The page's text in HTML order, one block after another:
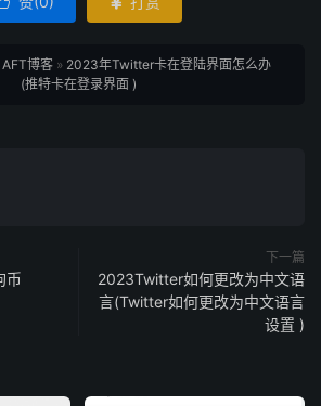
AFT博客 » 2023年Twitter卡在登陆界面怎么办
(推特卡在登录界面 )
币
下一篇
2023Twitter如何更改为中文语
言(Twitter如何更改为中文语言
设置 )